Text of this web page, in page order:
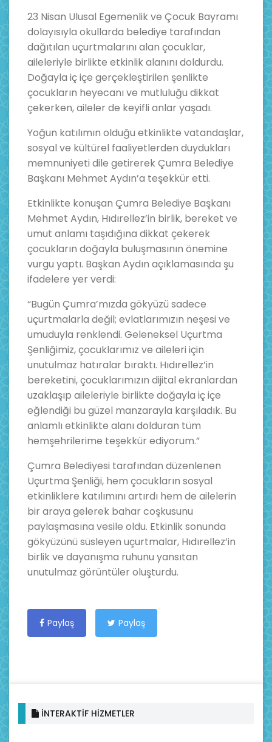
23 Nisan Ulusal Egemenlik ve Çocuk Bayramı
dolayısıyla okullarda belediye tarafından
dağıtılan uçurtmalarını alan çocuklar,
aileleriyle birlikte etkinlik alanını doldurdu.
Doğayla iç içe gerçekleştirilen şenlikte
çocukların heyecanı ve mutluluğu dikkat
çekerken, aileler de keyifli anlar yaşadı.
Yoğun katılımın olduğu etkinlikte vatandaşlar,
sosyal ve kültürel faaliyetlerden duydukları
memnuniyeti dile getirerek Çumra Belediye
Başkanı Mehmet Aydın’a teşekkür etti.
Etkinlikte konuşan Çumra Belediye Başkanı
Mehmet Aydın, Hıdırellez’in birlik, bereket ve
umut anlamı taşıdığına dikkat çekerek
çocukların doğayla buluşmasının önemine
vurgu yaptı. Başkan Aydın açıklamasında şu
ifadelere yer verdi:
“Bugün Çumra’mızda gökyüzü sadece
uçurtmalarla değil; evlatlarımızın neşesi ve
umuduyla renklendi. Geleneksel Uçurtma
Şenliğimiz, çocuklarımız ve aileleri için
unutulmaz hatıralar bıraktı. Hıdırellez’in
bereketini, çocuklarımızın dijital ekranlardan
uzaklaşıp aileleriyle birlikte doğayla iç içe
eğlendiği bu güzel manzarayla karşıladık. Bu
anlamlı etkinlikte alanı dolduran tüm
hemşehrilerime teşekkür ediyorum.”
Çumra Belediyesi tarafından düzenlenen
Uçurtma Şenliği, hem çocukların sosyal
etkinliklere katılımını artırdı hem de ailelerin
bir araya gelerek bahar coşkusunu
paylaşmasına vesile oldu. Etkinlik sonunda
gökyüzünü süsleyen uçurtmalar, Hıdırellez’in
birlik ve dayanışma ruhunu yansıtan
unutulmaz görüntüler oluşturdu.
Paylaş Paylaş
İNTERAKTİF HİZMETLER